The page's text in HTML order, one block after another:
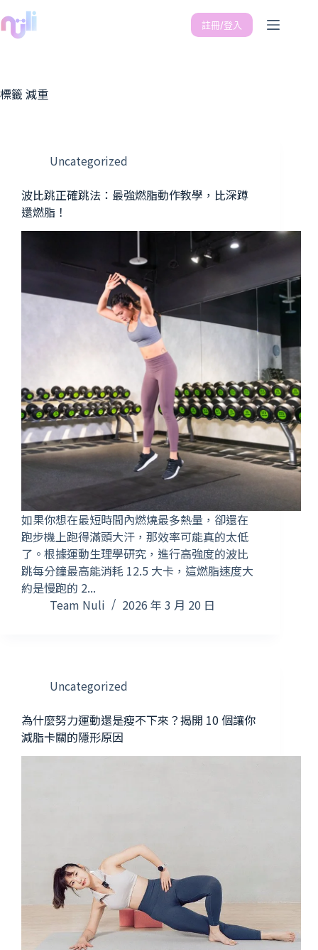
註冊/登入
標籤 減重
Uncategorized
波比跳正確跳法：最強燃脂動作教學，比深蹲
還燃脂！
如果你想在最短時間內燃燒最多熱量，卻還在
跑步機上跑得滿頭大汗，那效率可能真的太低
了。根據運動生理學研究，進行高強度的波比
跳每分鐘最高能消耗 12.5 大卡，這燃脂速度大
約是慢跑的 2...
Team Nuli
2026 年 3 月 20 日
Uncategorized
為什麼努力運動還是瘦不下來？揭開 10 個讓你
減脂卡關的隱形原因